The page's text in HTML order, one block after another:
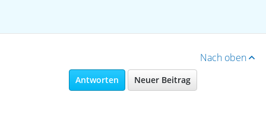
Nach oben
Antworten Neuer Beitrag